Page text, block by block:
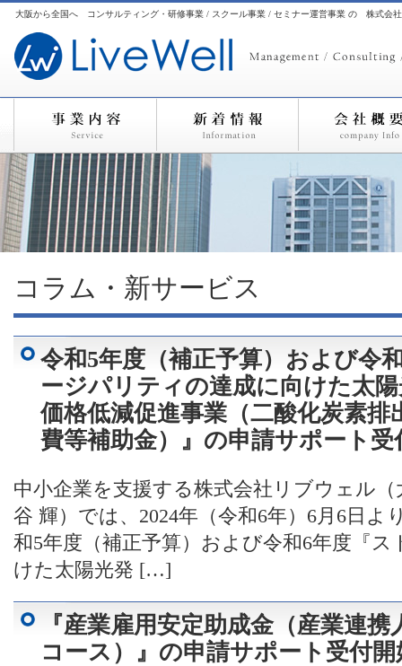
大阪から全国へ コンサルティング・研修事業 / スクール事業 / セミナー運営事業 の 株式会
コラム・新サービス
令和5年度（補正予算）および令
ージパリティの達成に向けた太
価格低減促進事業（二酸化炭素排
費等補助金）』の申請サポート受
中小企業を支援する株式会社リブウェル
谷 輝）では、2024年（令和6年）6月6日
和5年度（補正予算）および令和6年度『
けた太陽光発 […]
『産業雇用安定助成金（産業連
コース）』の申請サポート受付開